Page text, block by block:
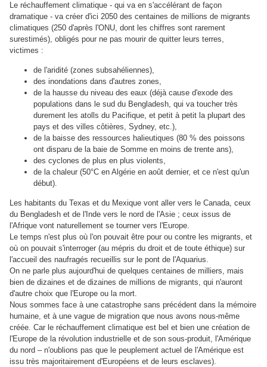
Le réchauffement climatique - qui va en s'accélérant de façon
dramatique - va créer d'ici 2050 des centaines de millions de migrants
climatiques (250 d'après l'ONU, dont les chiffres sont rarement
surestimés), obligés pour ne pas mourir de quitter leurs terres,
victimes :
de l'aridité (zones subsahéliennes),
des inondations dans d'autres zones,
de la hausse du niveau des eaux (déjà cause d'exode des
populations dans le sud du Bengladesh, qui va toucher très
durement les atolls du Pacifique, et petit à petit la plupart des
pays et des villes côtières, Sydney, etc.),
de la baisse des ressources halieutiques (80 % des poissons
ont disparu de la baie de Somme en moins de trente ans),
des cyclones de plus en plus violents,
de la chaleur (50°C en Algérie en août dernier, et ce n'est qu'un
début).
Les habitants du Texas et du Mexique vont aller vers le Canada, ceux
du Bengladesh et de l'Inde vers le nord de l'Asie ; ceux issus de
l'Afrique vont naturellement se tourner vers l'Europe.
Le temps n'est plus où l'on pouvait être pour ou contre les migrants, et
où on pouvait s'interroger (au mépris du droit et de toute éthique) sur
l'accueil des naufragés recueillis sur le pont de l'Aquarius.
On ne parle plus aujourd'hui de quelques centaines de milliers, mais
bien de dizaines et de dizaines de millions de migrants, qui n'auront
d'autre choix que l'Europe ou la mort.
Nous sommes face à une catastrophe sans précédent dans la mémoire
humaine, et à une vague de migration que nous avons nous-même
créée. Car le réchauffement climatique est bel et bien une création de
l'Europe de la révolution industrielle et de son sous-produit, l'Amérique
du nord – n'oublions pas que le peuplement actuel de l'Amérique est
issu très majoritairement d'Européens et de leurs esclaves).